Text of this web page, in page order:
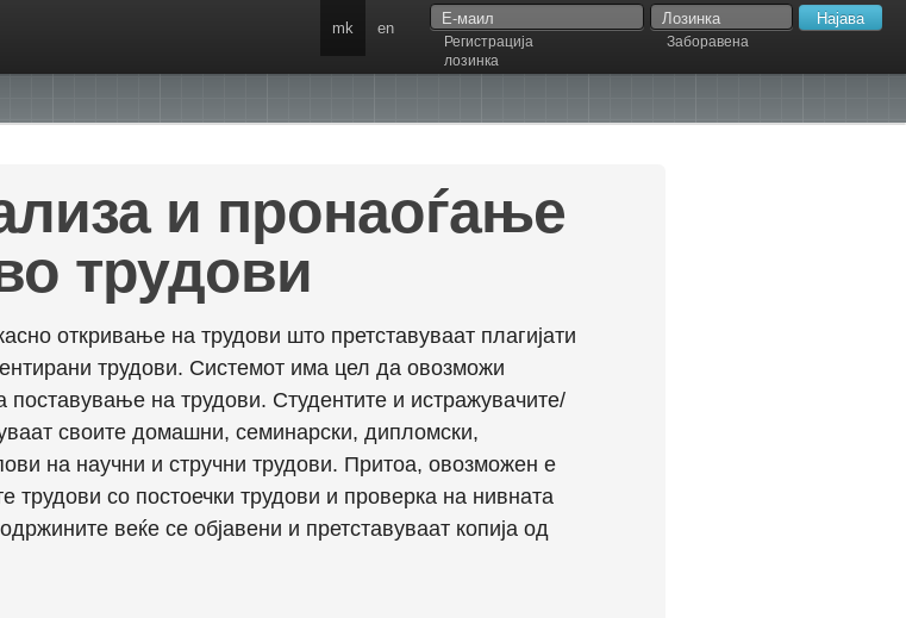
Регистрација
Заборавена
лозинка
mk en
и пронаоѓање
трудови
откривање на трудови што претставуваат плагијати
трудови. Системот има цел да овозможи
поставување на трудови. Студентите и истражувачите/
своите домашни, семинарски, дипломски,
на научни и стручни трудови. Притоа, овозможен е
трудови со постоечки трудови и проверка на нивната
веќе се објавени и претставуваат копија од